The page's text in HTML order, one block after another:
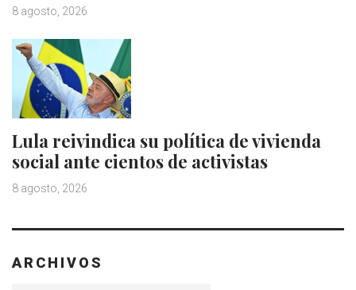
8 agosto, 2026
Lula reivindica su política de vivienda
social ante cientos de activistas
8 agosto, 2026
ARCHIVOS